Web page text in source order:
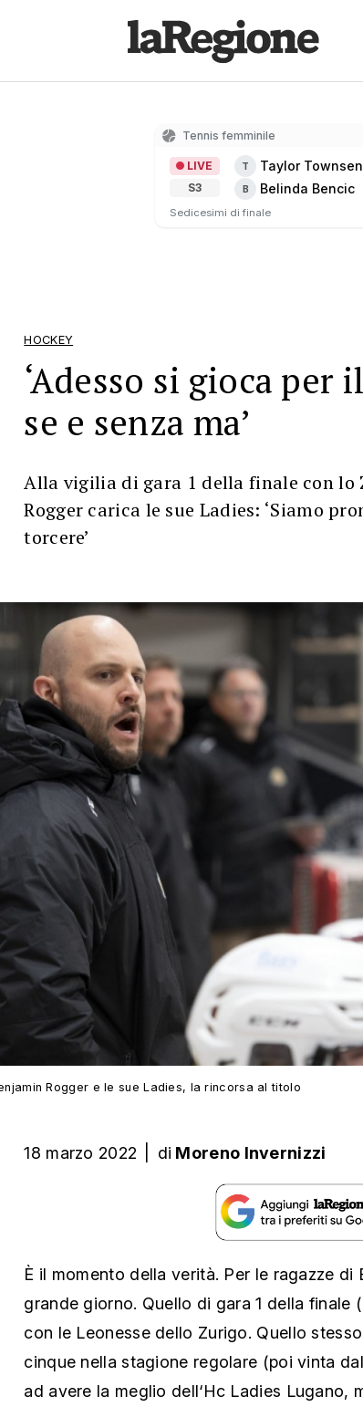
Tennis femminile
LIVE
S3
T Taylor
B Belinda Bencic
Sedicesimi di finale
HOCKEY
‘Adesso si gioca per
se e senza ma’
Alla vigilia di gara 1 della finale con lo
Rogger carica le sue Ladies: ‘Siamo
torcere’
Rogger e le sue Ladies, la rincorsa al titolo
18 marzo 2022 di Moreno Invernizzi
È il momento della verità. Per le ragazze di
grande giorno. Quello di gara 1 della finale
con le Leonesse dello Zurigo. Quello
cinque nella stagione regolare (poi vinta
ad avere la meglio dell‘Hc Ladies Lugano,